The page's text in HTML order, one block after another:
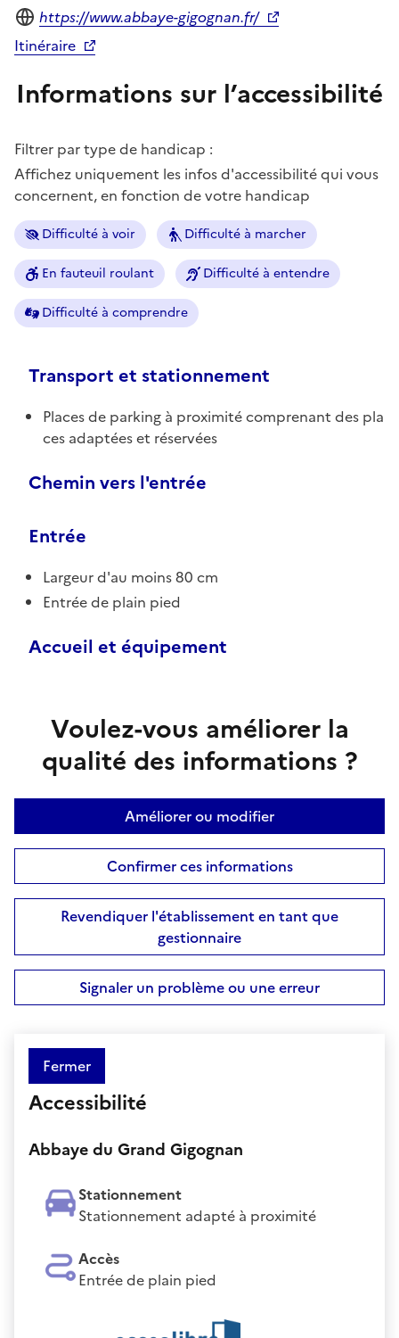
Adresse
Site internet
https://www.abbaye-gigognan.fr/
Itinéraire
Informations sur l’accessibilité
Filtrer par type de handicap :
Affichez uniquement les infos d'accessibilité qui vous
concernent, en fonction de votre handicap
Difficulté à voir Difficulté à marcher
En fauteuil roulant Difficulté à entendre
Difficulté à comprendre
Transport et stationnement
Places de parking à proximité comprenant des pla
ces adaptées et réservées
Chemin vers l'entrée
Entrée
Largeur d'au moins 80 cm
Entrée de plain pied
Accueil et équipement
Voulez-vous améliorer la
qualité des informations ?
Améliorer ou modifier
Confirmer ces informations
Revendiquer l'établissement en tant que
gestionnaire
Signaler un problème ou une erreur
Fermer
Accessibilité
Abbaye du Grand Gigognan
Stationnement
Stationnement adapté à proximité
Accès
Entrée de plain pied